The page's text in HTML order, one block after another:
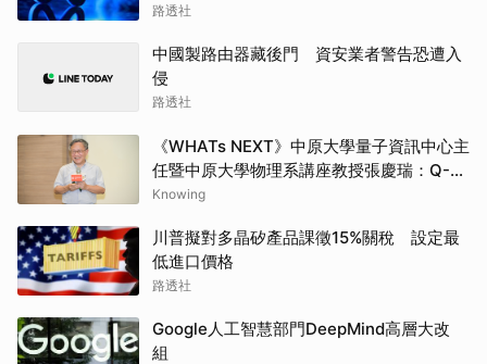
路透社
中國製路由器藏後門 資安業者警告恐遭入
侵
路透社
《WHATs NEXT》中原大學量子資訊中心主
任暨中原大學物理系講座教授張慶瑞：Q-
day的countdown現在已經開始了
Knowing
川普擬對多晶矽產品課徵15%關稅 設定最
低進口價格
路透社
Google人工智慧部門DeepMind高層大改
組